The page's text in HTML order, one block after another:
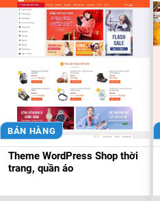
BÁN HÀNG
Theme WordPress Shop thời
trang, quần áo